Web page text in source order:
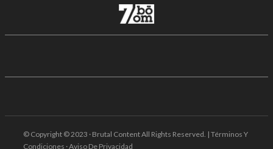
© Copyright © 2023 · Brutal Content All Rights Reserved. | Términos Y
Condiciones · Aviso De Privacidad